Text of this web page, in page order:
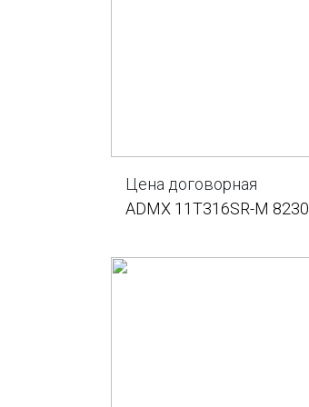
Цена договорная
ADMX 11T316SR-M 8230